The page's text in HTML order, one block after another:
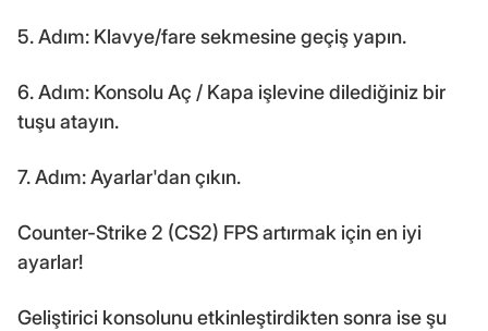
5. Adım: Klavye/fare sekmesine geçiş yapın.
6. Adım: Konsolu Aç / Kapa işlevine dilediğiniz bir
tuşu atayın.
7. Adım: Ayarlar'dan çıkın.
Counter-Strike 2 (CS2) FPS artırmak için en iyi
ayarlar!
Geliştirici konsolunu etkinleştirdikten sonra ise şu